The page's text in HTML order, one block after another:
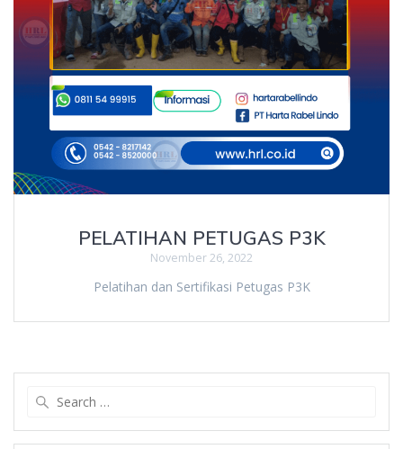
PELATIHAN PETUGAS P3K
November 26, 2022
Pelatihan dan Sertifikasi Petugas P3K